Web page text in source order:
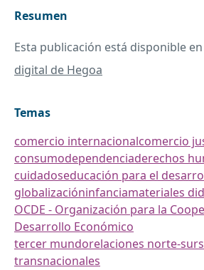
Resumen
Esta publicación está disponible
digital de Hegoa
Temas
comercio internacionalcomercio
consumodependenciaderechos
cuidadoseducación para el
globalizacióninfanciamateriales
OCDE - Organización para la
Desarrollo Económico
tercer mundorelaciones norte-sur
transnacionales